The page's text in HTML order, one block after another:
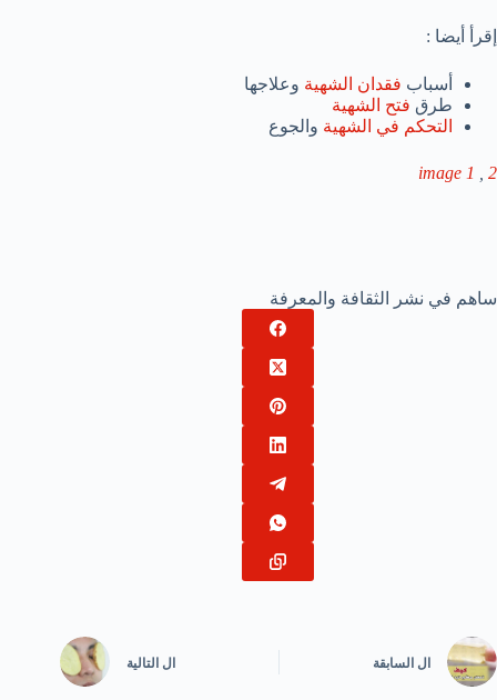
إقرأ أيضا :
أسباب فقدان الشهية وعلاجها
طرق فتح الشهية
التحكم في الشهية والجوع
image 1 2
ساهم في نشر الثقافة والمعرفة
ال السابقة ال التالية